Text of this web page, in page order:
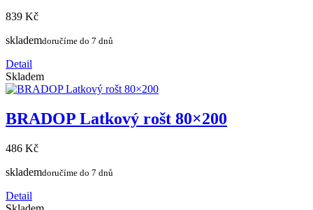
839 Kč
sklademdoručíme do 7 dnů
Detail
Skladem
BRADOP Latkový rošt 80×200
486 Kč
sklademdoručíme do 7 dnů
Detail